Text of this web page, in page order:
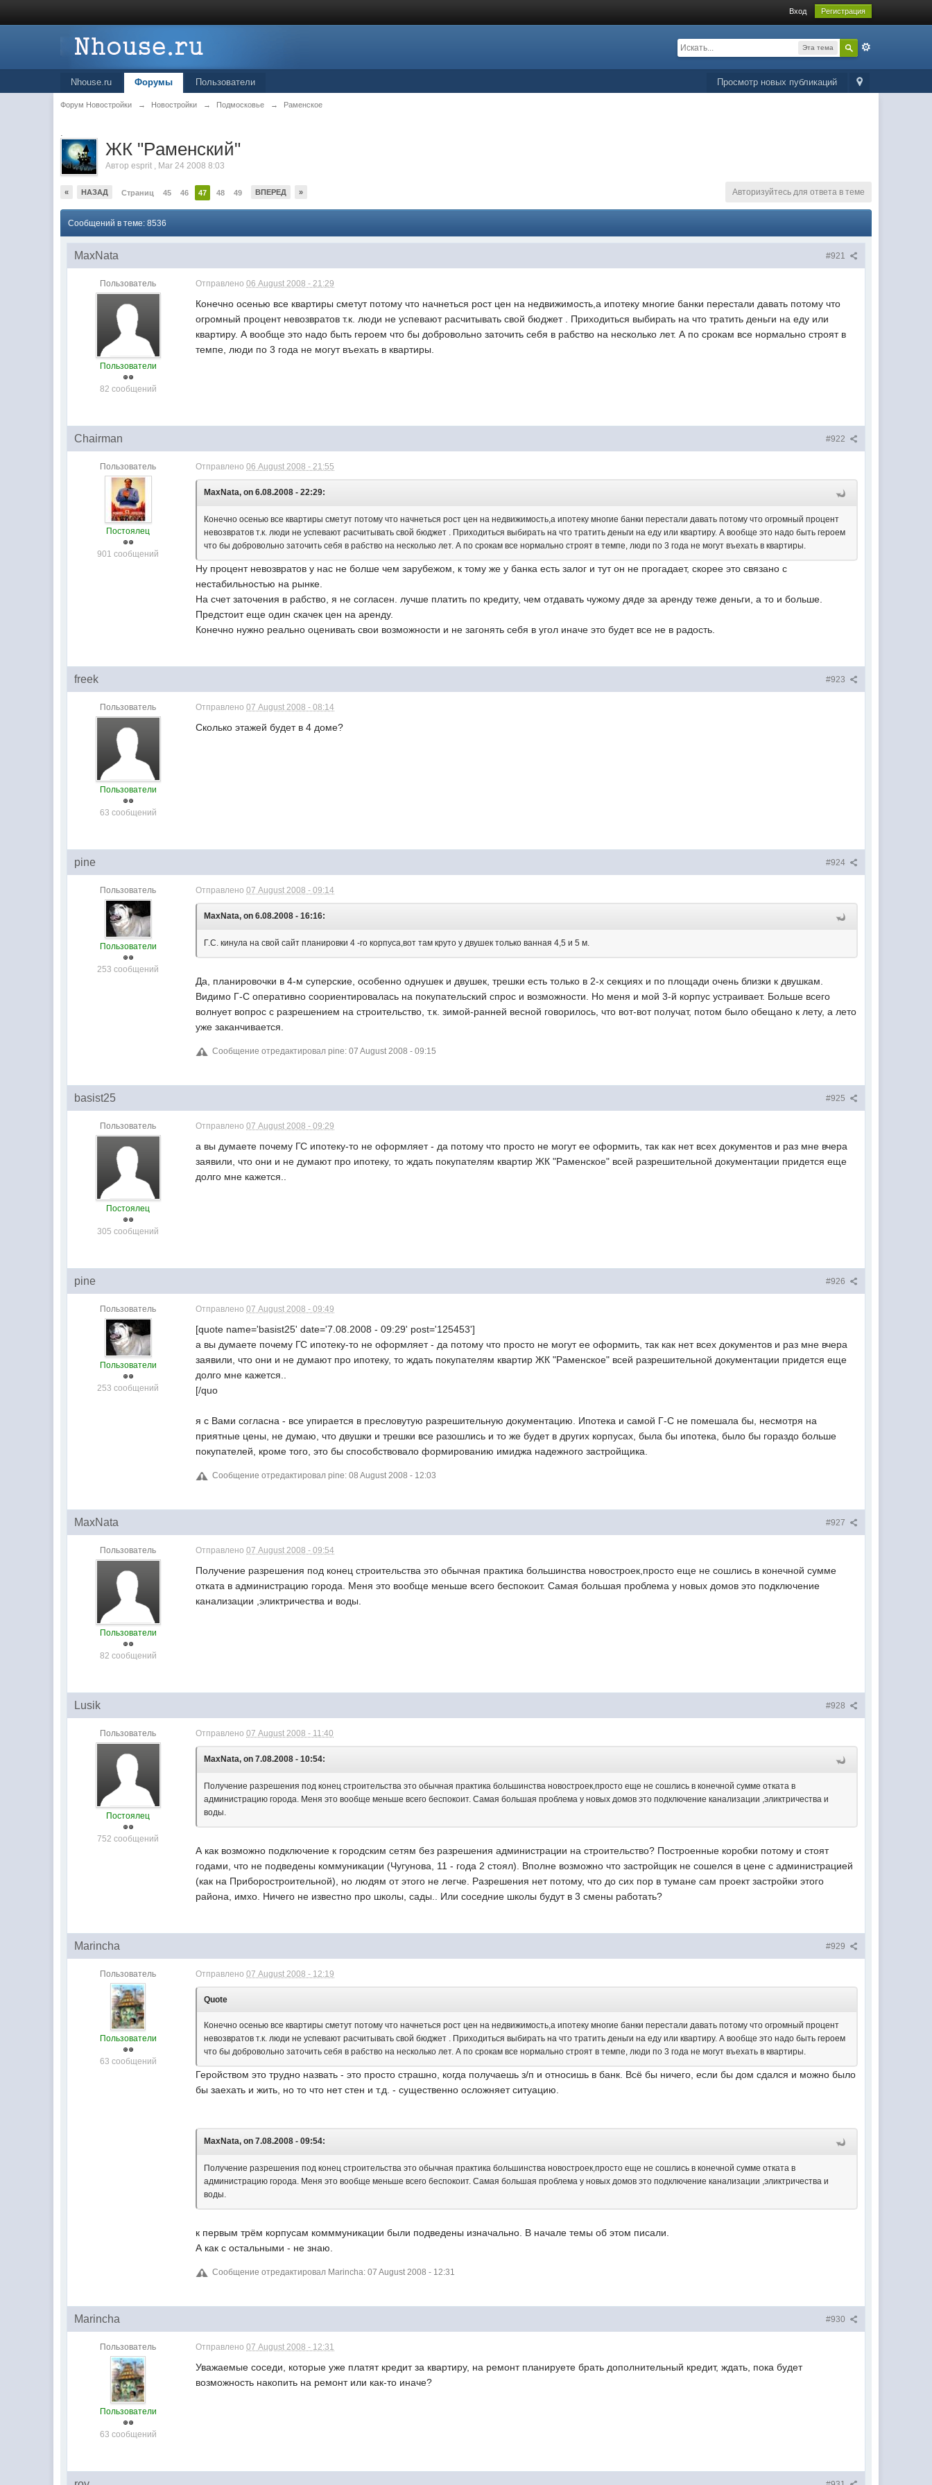
Вход Регистрация
Эта тема
Просмотр новых публикаций
Nhouse.ru Форумы Пользователи
Форум Новостройки → Новостройки → Подмосковье → Раменское
.
ЖК "Рaменский"
Авторesprit , Mar 24 2008 8:03
« НАЗАД Страниц 45 46 47 48 49 ВПЕРЕД » Авторизуйтесь для ответа в теме
Сообщений в теме: 8536
#921
MaxNata
Пользователь
Пользователи
82 сообщений
Отправлено06 August 2008 - 21:29
Конечно осенью все квартиры сметут потому что начнеться рост цен на недвижимость,а ипотеку многие банки перестали давать потому что
огромный процент невозвратов т.к. люди не успевают расчитывать свой бюджет . Приходиться выбирать на что тратить деньги на еду или
квартиру. А вообще это надо быть героем что бы добровольно заточить себя в рабство на несколько лет. А по срокам все нормально строят в
темпе, люди по 3 года не могут въехать в квартиры.
#922
Chairman
Пользователь
Постоялец
901 сообщений
Отправлено06 August 2008 - 21:55
MaxNata, on 6.08.2008 - 22:29:
Конечно осенью все квартиры сметут потому что начнеться рост цен на недвижимость,а ипотеку многие банки перестали давать потому что огромный процент
невозвратов т.к. люди не успевают расчитывать свой бюджет . Приходиться выбирать на что тратить деньги на еду или квартиру. А вообще это надо быть героем
что бы добровольно заточить себя в рабство на несколько лет. А по срокам все нормально строят в темпе, люди по 3 года не могут въехать в квартиры.
Ну процент невозвратов у нас не болше чем зарубежом, к тому же у банка есть залог и тут он не прогадает, скорее это связано с
нестабильностью на рынке.
На счет заточения в рабство, я не согласен. лучше платить по кредиту, чем отдавать чужому дяде за аренду теже деньги, а то и больше.
Предстоит еще один скачек цен на аренду.
Конечно нужно реально оценивать свои возможности и не загонять себя в угол иначе это будет все не в радость.
#923
freek
Пользователь
Пользователи
63 сообщений
Отправлено07 August 2008 - 08:14
Сколько этажей будет в 4 доме?
#924
pine
Пользователь
Пользователи
253 сообщений
Отправлено07 August 2008 - 09:14
MaxNata, on 6.08.2008 - 16:16:
Г.С. кинула на свой сайт планировки 4 -го корпуса,вот там круто у двушек только ванная 4,5 и 5 м.
Да, планировочки в 4-м суперские, особенно однушек и двушек, трешки есть только в 2-х секциях и по площади очень близки к двушкам.
Видимо Г-С оперативно соориентировалась на покупательский спрос и возможности. Но меня и мой 3-й корпус устраивает. Больше всего
волнует вопрос с разрешением на строительство, т.к. зимой-ранней весной говорилось, что вот-вот получат, потом было обещано к лету, а лето
уже заканчивается.
Сообщение отредактировал pine: 07 August 2008 - 09:15
#925
basist25
Пользователь
Постоялец
305 сообщений
Отправлено07 August 2008 - 09:29
а вы думаете почему ГС ипотеку-то не оформляет - да потому что просто не могут ее оформить, так как нет всех документов и раз мне вчера
заявили, что они и не думают про ипотеку, то ждать покупателям квартир ЖК "Раменское" всей разрешительной документации придется еще
долго мне кажется..
#926
pine
Пользователь
Пользователи
253 сообщений
Отправлено07 August 2008 - 09:49
[quote name='basist25' date='7.08.2008 - 09:29' post='125453']
а вы думаете почему ГС ипотеку-то не оформляет - да потому что просто не могут ее оформить, так как нет всех документов и раз мне вчера
заявили, что они и не думают про ипотеку, то ждать покупателям квартир ЖК "Раменское" всей разрешительной документации придется еще
долго мне кажется..
[/quo
я с Вами согласна - все упирается в пресловутую разрешительную документацию. Ипотека и самой Г-С не помешала бы, несмотря на
приятные цены, не думаю, что двушки и трешки все разошлись и то же будет в других корпусах, была бы ипотека, было бы гораздо больше
покупателей, кроме того, это бы способствовало формированию имиджа надежного застройщика.
Сообщение отредактировал pine: 08 August 2008 - 12:03
#927
MaxNata
Пользователь
Пользователи
82 сообщений
Отправлено07 August 2008 - 09:54
Получение разрешения под конец строительства это обычная практика большинства новостроек,просто еще не сошлись в конечной сумме
отката в администрацию города. Меня это вообще меньше всего беспокоит. Самая большая проблема у новых домов это подключение
канализации ,эликтричества и воды.
#928
Lusik
Пользователь
Постоялец
752 сообщений
Отправлено07 August 2008 - 11:40
MaxNata, on 7.08.2008 - 10:54:
Получение разрешения под конец строительства это обычная практика большинства новостроек,просто еще не сошлись в конечной сумме отката в
администрацию города. Меня это вообще меньше всего беспокоит. Самая большая проблема у новых домов это подключение канализации ,эликтричества и
воды.
А как возможно подключение к городским сетям без разрешения администрации на строительство? Построенные коробки потому и стоят
годами, что не подведены коммуникации (Чугунова, 11 - года 2 стоял). Вполне возможно что застройщик не сошелся в цене с администрацией
(как на Приборостроительной), но людям от этого не легче. Разрешения нет потому, что до сих пор в тумане сам проект застройки этого
района, имхо. Ничего не известно про школы, сады.. Или соседние школы будут в 3 смены работать?
#929
Marincha
Пользователь
Пользователи
63 сообщений
Отправлено07 August 2008 - 12:19
Quote
Конечно осенью все квартиры сметут потому что начнеться рост цен на недвижимость,а ипотеку многие банки перестали давать потому что огромный процент
невозвратов т.к. люди не успевают расчитывать свой бюджет . Приходиться выбирать на что тратить деньги на еду или квартиру. А вообще это надо быть героем
что бы добровольно заточить себя в рабство на несколько лет. А по срокам все нормально строят в темпе, люди по 3 года не могут въехать в квартиры.
Геройством это трудно назвать - это просто страшно, когда получаешь з/п и относишь в банк. Всё бы ничего, если бы дом сдался и можно было
бы заехать и жить, но то что нет стен и т.д. - существенно осложняет ситуацию.
MaxNata, on 7.08.2008 - 09:54:
Получение разрешения под конец строительства это обычная практика большинства новостроек,просто еще не сошлись в конечной сумме отката в
администрацию города. Меня это вообще меньше всего беспокоит. Самая большая проблема у новых домов это подключение канализации ,эликтричества и
воды.
к первым трём корпусам комммуникации были подведены изначально. В начале темы об этом писали.
А как с остальными - не знаю.
Сообщение отредактировал Marincha: 07 August 2008 - 12:31
#930
Marincha
Пользователь
Пользователи
63 сообщений
Отправлено07 August 2008 - 12:31
Уважаемые соседи, которые уже платят кредит за квартиру, на ремонт планируете брать дополнительный кредит, ждать, пока будет
возможность накопить на ремонт или как-то иначе?